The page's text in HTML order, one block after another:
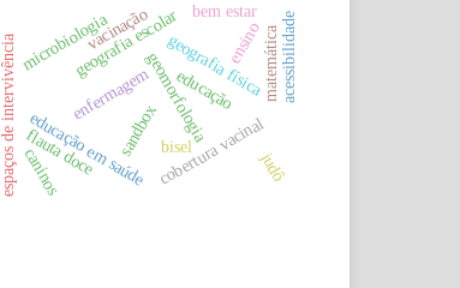
geografia física
geomorfologia
geografia escolar
sandboxcobertura vacinal
educação em saúde
enfermagem
vacinação
microbiologia ensino
bisel
flauta doce
matemática
espaços de intervivência
bem estar
acessibilidade
educação
judô
caninos